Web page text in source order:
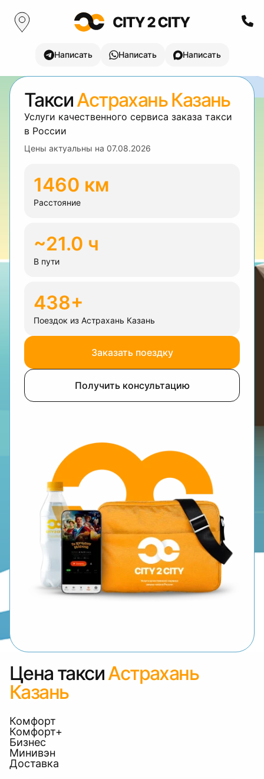
Написать Написать Написать
ТаксиАстрахань Казань
Услуги качественного сервиса заказа такси
в России
Цены актуальны на 07.08.2026
1460 км
Расстояние
~21.0 ч
В пути
438+
Поездок из Астрахань Казань
Заказать поездку
Получить консультацию
Цена таксиАстрахань
Казань
Комфорт
Комфорт+
Бизнес
Минивэн
Доставка